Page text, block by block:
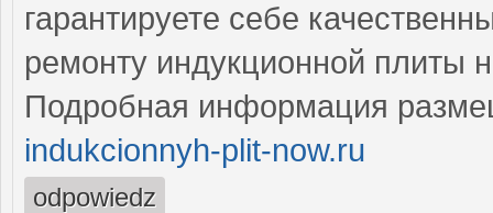
гарантируете себе
ремонту индукционной плиты
Подробная информация
indukcionnyh-plit-now.ru
odpowiedz